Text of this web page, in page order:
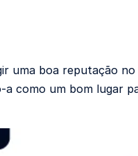
uma boa reputação
como um bom lugar